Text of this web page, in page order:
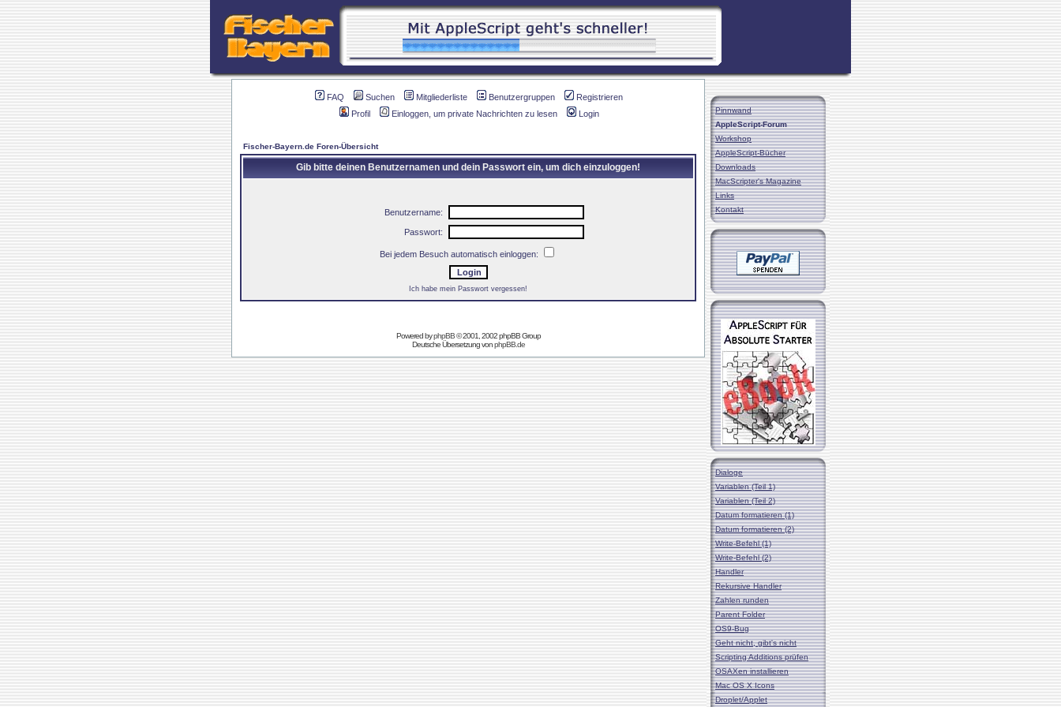
FAQ Suchen Mitgliederliste Benutzergruppen
Registrieren
Profil
Einloggen, um private Nachrichten zu lesen Login
Fischer-Bayern.de Foren-Übersicht
Gib bitte deinen Benutzernamen und dein Passwort ein, um dich einzuloggen!
Benutzername:
Passwort:
Bei jedem Besuch automatisch einloggen:
Ich habe mein Passwort vergessen!
Powered byphpBB© 2001, 2002 phpBB Group
Deutsche Übersetzung vonphpBB.de
Pinnwand
AppleScript-Forum
Workshop
AppleScript-Bücher
Downloads
MacScripter's Magazine
Links
Kontakt
Dialoge
Variablen (Teil 1)
Variablen (Teil 2)
Datum formatieren (1)
Datum formatieren (2)
Write-Befehl (1)
Write-Befehl (2)
Handler
Rekursive Handler
Zahlen runden
Parent Folder
OS9-Bug
Geht nicht, gibt's nicht
Scripting Additions prüfen
OSAXen installieren
Mac OS X Icons
Droplet/Applet